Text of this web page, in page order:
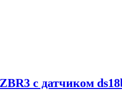
с датчиком